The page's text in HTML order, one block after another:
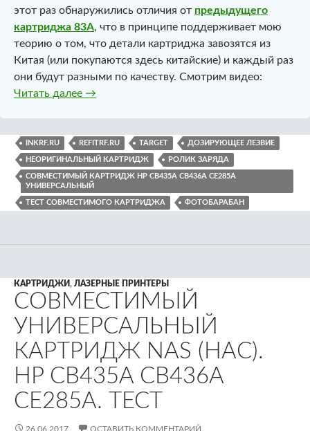
этот раз обнаружились отличия от предыдущего
картриджа 83A, что в принципе поддерживает мою
теорию о том, что детали картриджа завозятся из
Китая (или покупаются здесь китайские) и каждый раз
они будут разными по качеству. Смотрим видео:
Читать далее Совместимый универсальный картридж
→
INKRF.RU REFITRF.RU TARGET ДОЗИРУЮЩЕЕ ЛЕЗВИЕ
НЕОРИГИНАЛЬНЫЙ КАРТРИДЖ РОЛИК ЗАРЯДА
СОВМЕСТИМЫЙ КАРТРИДЖ HP CB435A CB436A CE285A
УНИВЕРСАЛЬНЫЙ
ТЕСТ СОВМЕСТИМОГО КАРТРИДЖА ФОТОБАРАБАН
КАРТРИДЖИ, ЛАЗЕРНЫЕ ПРИНТЕРЫ
СОВМЕСТИМЫЙ
УНИВЕРСАЛЬНЫЙ
КАРТРИДЖ NAS (НАС).
HP CB435A CB436A
CE285A. ТЕСТ
26.06.2017 ОСТАВИТЬ КОММЕНТАРИЙ